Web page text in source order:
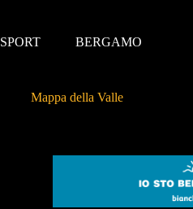
SPORT BERGAMO
Mappa della Valle